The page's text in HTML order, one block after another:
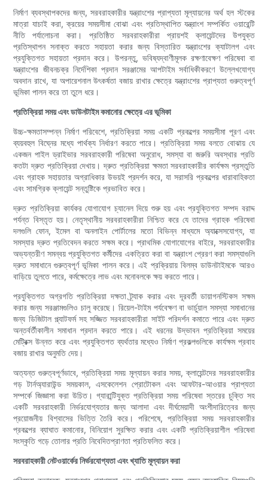
নির্মাণ ব্যবস্থাপকদের জন্য, সরবরাহকারীর যন্ত্রাংশের প্রাপ্যতা মূল্যায়নের অর্থ হল স্টকের
মাত্রা যাচাই করা, ক্রয়ের সময়সীমা বোঝা এবং প্রতিস্থাপিত যন্ত্রাংশ সম্পর্কিত ওয়ারেন্টি
নীতি পর্যালোচনা করা। প্রতিষ্ঠিত সরবরাহকারীরা প্রায়শই ক্লায়েন্টদের উপযুক্ত
প্রতিস্থাপন সনাক্ত করতে সহায়তা করার জন্য বিস্তারিত যন্ত্রাংশের ক্যাটালগ এবং
প্রযুক্তিগত সহায়তা প্রদান করে। উপরন্তু, ভবিষ্যদ্বাণীমূলক রক্ষণাবেক্ষণ পরিষেবা বা
যন্ত্রাংশের জীবনচক্র নির্দেশিকা প্রদান সরঞ্জামের আপটাইম সর্বাধিকীকরণে উল্লেখযোগ্য
অবদান রাখে, যা অপারেশনাল উৎকর্ষতা বজায় রাখার ক্ষেত্রে যন্ত্রাংশের প্রাপ্যতা গুরুত্বপূর্ণ
ভূমিকা পালন করে তা তুলে ধরে।
প্রতিক্রিয়া সময় এবং ডাউনটাইম কমানোর ক্ষেত্রে এর ভূমিকা
উচ্চ-ক্ষমতাসম্পন্ন নির্মাণ পরিবেশে, প্রতিক্রিয়া সময় একটি প্রকল্পের সময়সীমা পূরণ এবং
ব্যয়বহুল বিঘ্নের মধ্যে পার্থক্য নির্ধারণ করতে পারে। প্রতিক্রিয়া সময় বলতে বোঝায় যে
একজন পাইল ড্রাইভার সরবরাহকারী পরিষেবা অনুরোধ, সমস্যা বা জরুরি অবস্থার প্রতি
কতটা দ্রুত প্রতিক্রিয়া দেখায়। দ্রুত প্রতিক্রিয়া ক্ষমতা সরবরাহকারীর কার্যক্ষম প্রস্তুতি
এবং গ্রাহক সহায়তার অগ্রাধিকার উভয়ই প্রদর্শন করে, যা সরাসরি প্রকল্পের ধারাবাহিকতা
এবং সামগ্রিক ক্লায়েন্ট সন্তুষ্টিকে প্রভাবিত করে।
দ্রুত প্রতিক্রিয়া কার্যকর যোগাযোগ চ্যানেল দিয়ে শুরু হয় এবং প্রযুক্তিগত সম্পদ বরাদ্দ
পর্যন্ত বিস্তৃত হয়। নেতৃস্থানীয় সরবরাহকারীরা নিশ্চিত করে যে তাদের গ্রাহক পরিষেবা
দলগুলি ফোন, ইমেল বা অনলাইন পোর্টালের মতো বিভিন্ন মাধ্যমে অ্যাক্সেসযোগ্য, যা
সমস্যার দ্রুত প্রতিবেদন করতে সক্ষম করে। প্রাথমিক যোগাযোগের বাইরে, সরবরাহকারীর
অভ্যন্তরীণ সমন্বয় প্রযুক্তিগত কর্মীদের একত্রিত করা বা যন্ত্রাংশ প্রেরণ করা সমস্যাগুলি
দ্রুত সমাধানে গুরুত্বপূর্ণ ভূমিকা পালন করে। এই প্রক্রিয়ায় বিলম্ব ডাউনটাইমকে আরও
বাড়িয়ে তুলতে পারে, কর্মক্ষেত্রে লাভ এবং মনোবলকে ক্ষয় করতে পারে।
প্রযুক্তিগত অগ্রগতি প্রতিক্রিয়া দক্ষতা ট্র্যাক করার এবং দূরবর্তী ডায়াগনস্টিকস সক্ষম
করার জন্য সরঞ্জামগুলিও চালু করেছে। রিয়েল-টাইম পর্যবেক্ষণ বা ভার্চুয়াল সমস্যা সমাধানের
জন্য ডিজিটাল প্ল্যাটফর্ম সহ সজ্জিত সরবরাহকারীরা সাইট পরিদর্শন কমাতে পারে এবং দ্রুত
অন্তর্বর্তীকালীন সমাধান প্রদান করতে পারে। এই ধরনের উদ্ভাবন প্রতিক্রিয়া সময়ের
মেট্রিক্স উন্নত করে এবং প্রযুক্তিগত ব্যর্থতার মধ্যেও নির্মাণ প্রকল্পগুলিকে কার্যক্ষম প্রবাহ
বজায় রাখার অনুমতি দেয়।
অত্যন্ত গুরুত্বপূর্ণভাবে, প্রতিক্রিয়া সময় মূল্যায়ন করার সময়, ক্লায়েন্টদের সরবরাহকারীর
গড় টার্নঅ্যারাউন্ড সময়কাল, এসকেলেশন প্রোটোকল এবং আফটার-আওয়ার প্রাপ্যতা
সম্পর্কে জিজ্ঞাসা করা উচিত। গ্যারান্টিযুক্ত প্রতিক্রিয়া সময় পরিষেবা স্তরের চুক্তি সহ
একটি সরবরাহকারী নির্ভরযোগ্যতার জন্য আলাদা এবং দীর্ঘমেয়াদী অংশীদারিত্বের জন্য
প্রয়োজনীয় বিশ্বাসের ভিত্তি তৈরি করে। পরিশেষে, প্রতিক্রিয়া সময় সরবরাহকারীর
প্রকল্পের ব্যাঘাত কমানোর, বিনিয়োগ সুরক্ষিত করার এবং একটি প্রতিক্রিয়াশীল পরিষেবা
সংস্কৃতি গড়ে তোলার প্রতি নিবেদিতপ্রাণতা প্রতিফলিত করে।
সরবরাহকারী নেটওয়ার্কের নির্ভরযোগ্যতা এবং খ্যাতি মূল্যায়ন করা